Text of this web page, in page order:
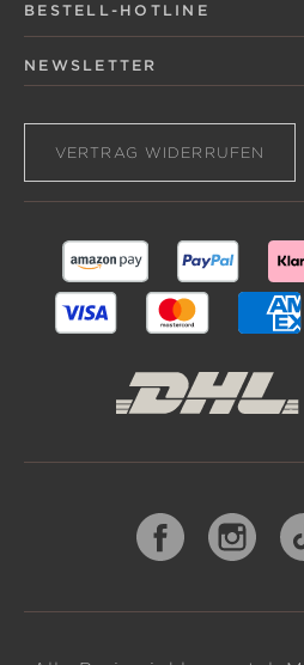
BESTELL-HOTLINE
NEWSLETTER
VERTRAG WIDERRUFEN